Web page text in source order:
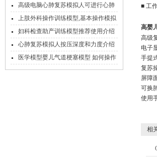
■ 工
高婴
高级
电子
手提
复苏
屏障
可换
使用
相
高级电脑心肺复苏模拟人可进行心肺
复苏训练、模式考核和实战考核
上肢外科操作训练模型,基本操作模拟
人
妇科检查助产训练模型推荐使用介绍
心肺复苏模拟人按压深度和力度介绍
医学模型婴儿气道梗塞模型 如何操作
培训